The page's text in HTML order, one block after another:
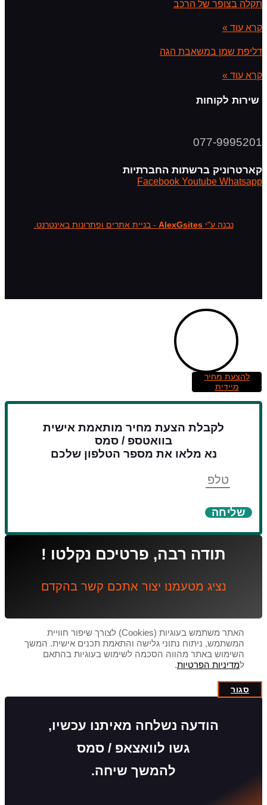
תקלה בצופר של הרכב
קרא עוד »
דליפת שמן במשאבת הגה
קרא עוד »
שירות לקוחות
077-9995201
קארטרוניק ברשתות החברתיות
Facebook Youtube Whatsapp
נבנה ע"יAlexGsites - בניית אתרים ופתרונות באינטרנט.
להצעת מחיר
מיידית
לקבלת הצעת מחיר מותאמת אישית
בוואטספ / סמס
נא מלאו את מספר הטלפון שלכם
שליחה
תודה רבה, פרטיכם נקלטו !
נציג מטעמנו יצור אתכם קשר בהקדם
האתר משתמש בעוגיות (Cookies) לצורך שיפור חוויית
המשתמש, ניתוח נתוני גלישה והתאמת תכנים אישית. המשך
השימוש באתר מהווה הסכמה לשימוש בעוגיות בהתאם
למדיניות הפרטיות.
סגור
הודעה נשלחה מאיתנו עכשיו,
גשו לוואצאפ / סמס
להמשך שיחה.